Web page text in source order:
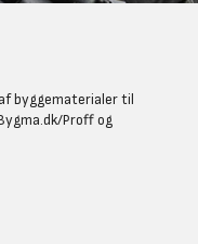
byggematerialer til
Proff og